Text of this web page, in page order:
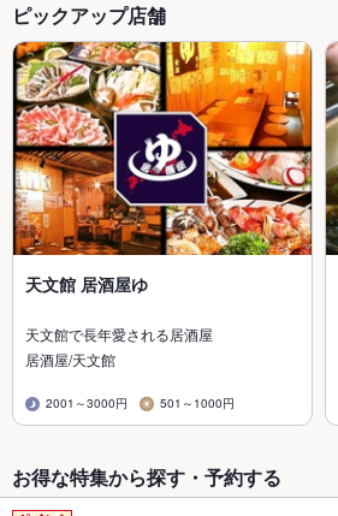
ピックアップ店舗
天文館 居酒屋ゆ
天文館で長年愛される居酒屋
居酒屋/天文館
2001～3000円 501～1000円
お得な特集から探す・予約する